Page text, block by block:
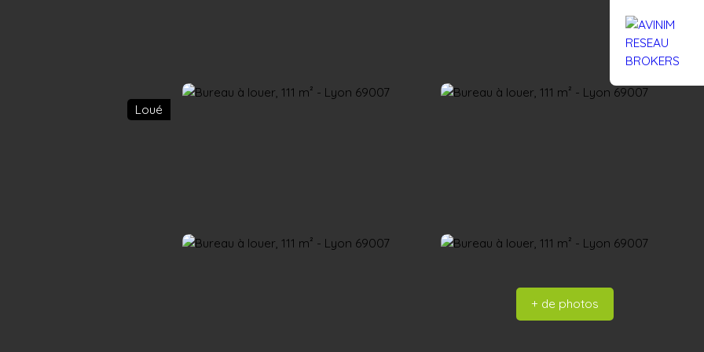
Louer Confiez un local Trouver un Broker Rejoignez-nous Actualités Nous contacter
Loué
+ de photos